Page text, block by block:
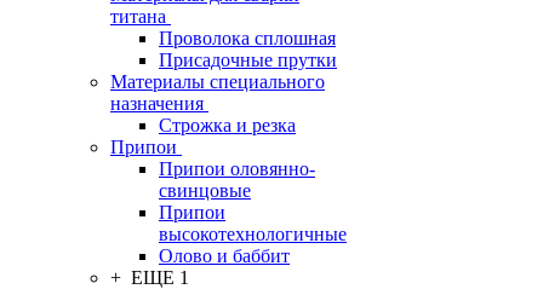
титана
Проволока сплошная
Присадочные прутки
Материалы специального
назначения
Строжка и резка
Припои
Припои оловянно-
свинцовые
Припои
высокотехнологичные
Олово и баббит
+ ЕЩЕ 1